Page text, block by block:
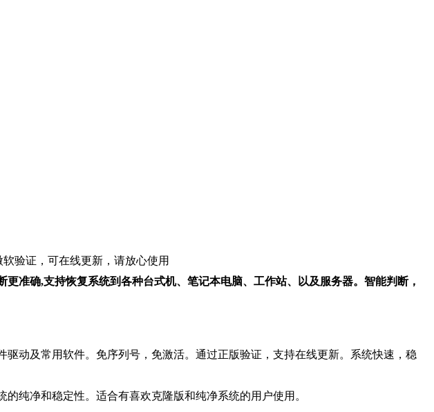
软验证，可在线更新，请放心使用
准确,支持恢复系统到各种台式机、笔记本电脑、工作站、以及服务器。智能判断，
动及常用软件。免序列号，免激活。通过正版验证，支持在线更新。系统快速，稳
纯净和稳定性。适合有喜欢克隆版和纯净系统的用户使用。